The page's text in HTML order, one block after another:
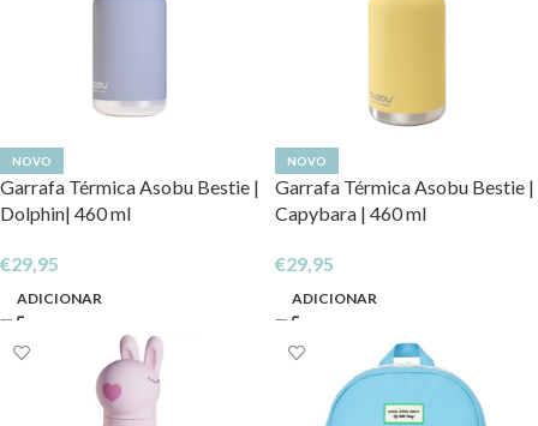
NOVO
Garrafa Térmica Asobu Bestie |
Dolphin| 460 ml
€29,95
ADICIONAR
NOVO
Garrafa Térmica Asobu Bestie |
Capybara | 460 ml
€29,95
ADICIONAR